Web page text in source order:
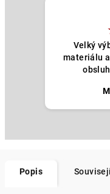
Velký
materiálu
Popis